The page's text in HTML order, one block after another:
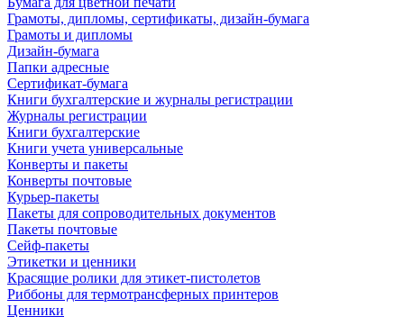
Грамоты, дипломы, сертификаты, дизайн-бумага
Грамоты и дипломы
Дизайн-бумага
Папки адресные
Сертификат-бумага
Книги бухгалтерские и журналы регистрации
Журналы регистрации
Книги бухгалтерские
Книги учета универсальные
Конверты и пакеты
Конверты почтовые
Курьер-пакеты
Пакеты для сопроводительных документов
Пакеты почтовые
Сейф-пакеты
Этикетки и ценники
Красящие ролики для этикет-пистолетов
Риббоны для термотрансферных принтеров
Ценники